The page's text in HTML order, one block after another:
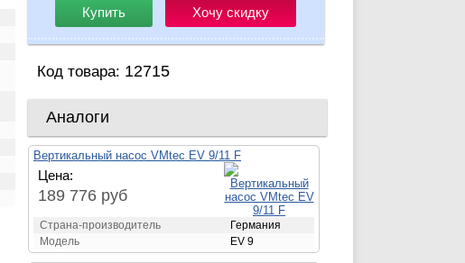
Купить Хочу скидку
Код товара: 12715
Аналоги
Вертикальный насос VMtec EV 9/11 F
Цена:
189 776 руб
Страна-производитель
Германия
Модель
EV 9